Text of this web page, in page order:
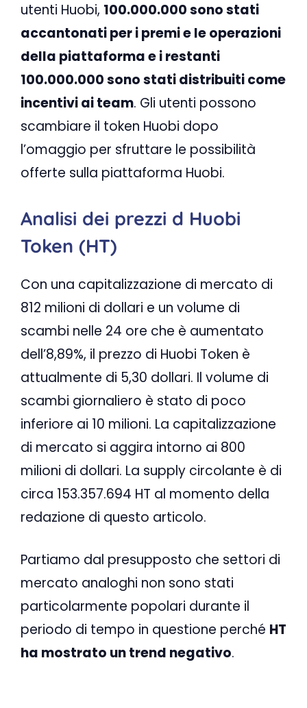
utenti Huobi, 100.000.000 sono stati
accantonati per i premi e le operazioni
della piattaforma e i restanti
100.000.000 sono stati distribuiti come
incentivi ai team. Gli utenti possono
scambiare il token Huobi dopo
l’omaggio per sfruttare le possibilità
offerte sulla piattaforma Huobi.
Analisi dei prezzi d Huobi
Token (HT)
Con una capitalizzazione di mercato di
812 milioni di dollari e un volume di
scambi nelle 24 ore che è aumentato
dell’8,89%, il prezzo di Huobi Token è
attualmente di 5,30 dollari. Il volume di
scambi giornaliero è stato di poco
inferiore ai 10 milioni. La capitalizzazione
di mercato si aggira intorno ai 800
milioni di dollari. La supply circolante è di
circa 153.357.694 HT al momento della
redazione di questo articolo.
Partiamo dal presupposto che settori di
mercato analoghi non sono stati
particolarmente popolari durante il
periodo di tempo in questione perché HT
ha mostrato un trend negativo.